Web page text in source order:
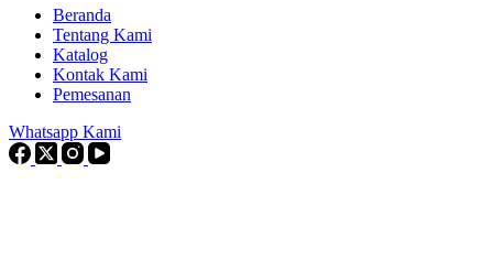
Beranda
Tentang Kami
Katalog
Kontak Kami
Pemesanan
Whatsapp Kami